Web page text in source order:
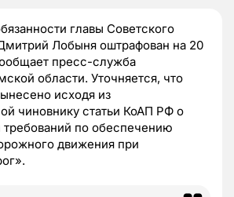
главы Советского
Лобыня оштрафован на 20
пресс-служба
области. Уточняется, что
исходя из
чиновнику статьи КоАП РФ о
по обеспечению
движения при